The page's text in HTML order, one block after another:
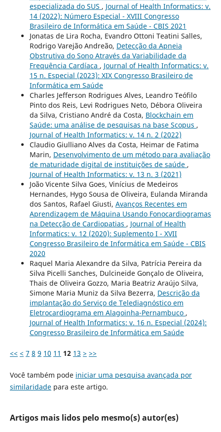
especializada do SUS , Journal of Health Informatics: v.
14 (2022): Número Especial - XVIII Congresso
Brasileiro de Informática em Saúde - CBIS 2021
Jonatas de Lira Rocha, Evandro Ottoni Teatini Salles,
Rodrigo Varejão Andreão, Detecção da Apneia
Obstrutiva do Sono Através da Variabilidade da
Frequência Cardíaca , Journal of Health Informatics: v.
15 n. Especial (2023): XIX Congresso Brasileiro de
Informática em Saúde
Charles Jefferson Rodrigues Alves, Leandro Teófilo
Pinto dos Reis, Levi Rodrigues Neto, Débora Oliveira
da Silva, Cristiano André da Costa, Blockchain em
Saúde: uma análise de pesquisas na base Scopus ,
Journal of Health Informatics: v. 14 n. 2 (2022)
Claudio Giulliano Alves da Costa, Heimar de Fatima
Marin, Desenvolvimento de um método para avaliação
de maturidade digital de instituições de saúde ,
Journal of Health Informatics: v. 13 n. 3 (2021)
João Vicente Silva Goes, Vinícius de Medeiros
Hernandes, Hygo Sousa de Oliveira, Eulanda Miranda
dos Santos, Rafael Giusti, Avanços Recentes em
Aprendizagem de Máquina Usando Fonocardiogramas
na Detecção de Cardiopatias , Journal of Health
Informatics: v. 12 (2020): Suplemento I - XVII
Congresso Brasileiro de Informática em Saúde - CBIS
2020
Raquel Maria Alexandre da Silva, Patrícia Pereira da
Silva Picelli Sanches, Dulcineide Gonçalo de Oliveira,
Thais de Oliveira Gozzo, Maria Beatriz Araújo Silva,
Simone Maria Muniz da Silva Bezerra, Descrição da
implantação do Serviço de Telediagnóstico em
Eletrocardiograma em Alagoinha-Pernambuco ,
Journal of Health Informatics: v. 16 n. Especial (2024):
Congresso Brasileiro de Informática em Saúde
<< < 7 8 9 10 11 12 13 > >>
Você também pode iniciar uma pesquisa avançada por
similaridadepara este artigo.
Artigos mais lidos pelo mesmo(s) autor(es)